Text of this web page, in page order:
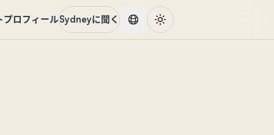
プロフィールSydneyに聞く